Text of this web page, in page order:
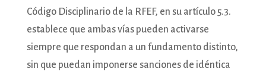
Código Disciplinario de la RFEF, en su artículo 5.3.
establece que ambas vías pueden activarse
siempre que respondan a un fundamento distinto,
sin que puedan imponerse sanciones de idéntica